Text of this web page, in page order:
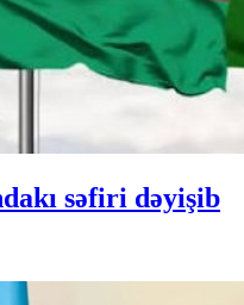
səfiri dəyişib